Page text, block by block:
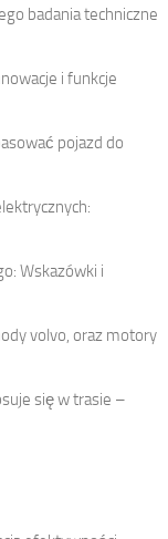
badania techniczne
i funkcje
pojazd do
Wskazówki i
volvo, oraz motory
się w trasie –